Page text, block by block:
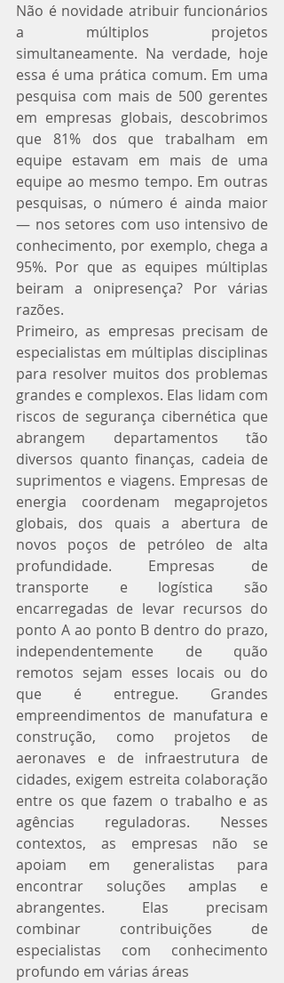
Não é novidade atribuir funcionários
a múltiplos projetos
simultaneamente. Na verdade, hoje
essa é uma prática comum. Em uma
pesquisa com mais de 500 gerentes
em empresas globais, descobrimos
que 81% dos que trabalham em
equipe estavam em mais de uma
equipe ao mesmo tempo. Em outras
pesquisas, o número é ainda maior
— nos setores com uso intensivo de
conhecimento, por exemplo, chega a
95%. Por que as equipes múltiplas
beiram a onipresença? Por várias
razões.
Primeiro, as empresas precisam de
especialistas em múltiplas disciplinas
para resolver muitos dos problemas
grandes e complexos. Elas lidam com
riscos de segurança cibernética que
abrangem departamentos tão
diversos quanto finanças, cadeia de
suprimentos e viagens. Empresas de
energia coordenam megaprojetos
globais, dos quais a abertura de
novos poços de petróleo de alta
profundidade. Empresas de
transporte e logística são
encarregadas de levar recursos do
ponto A ao ponto B dentro do prazo,
independentemente de quão
remotos sejam esses locais ou do
que é entregue. Grandes
empreendimentos de manufatura e
construção, como projetos de
aeronaves e de infraestrutura de
cidades, exigem estreita colaboração
entre os que fazem o trabalho e as
agências reguladoras. Nesses
contextos, as empresas não se
apoiam em generalistas para
encontrar soluções amplas e
abrangentes. Elas precisam
combinar contribuições de
especialistas com conhecimento
profundo em várias áreas